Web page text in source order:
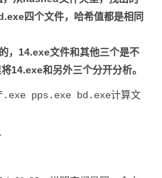
四个文件，哈希值都是相同
，14.exe文件和其他三个是不
14.exe和另外三个分开分析。
pps.exe bd.exe计算文